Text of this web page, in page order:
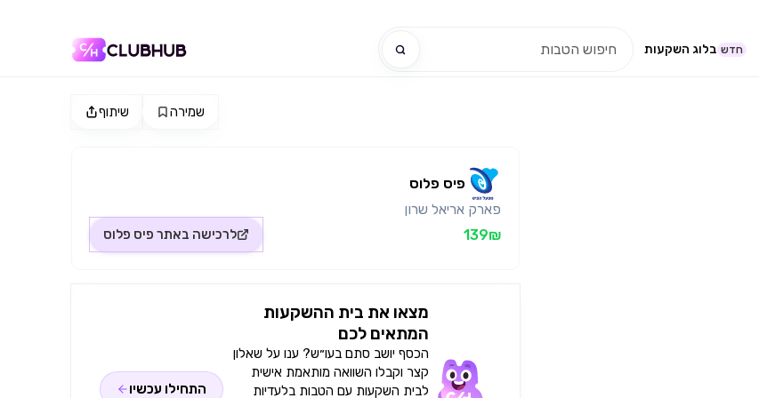
בלוג השקעות חדש
שיתוף שמירה
פיס פלוס
פארק אריאל שרון
139₪
לרכישה באתר פיס פלוס
מצאו את בית ההשקעות
המתאים לכם
הכסף יושב סתם בעו״ש? ענו על שאלון
קצר וקבלו השוואה מותאמת אישית
לבית השקעות עם הטבות בלעדיות
התחילו עכשיו